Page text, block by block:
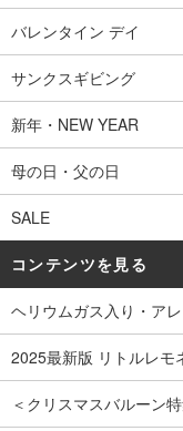
バレンタイン デイ
サンクスギビング
新年・NEW YEAR
母の日・父の日
SALE
コンテンツを見る
ヘリウムガス入り・ア
2025最新版 リトルレモ
＜クリスマスバルーン